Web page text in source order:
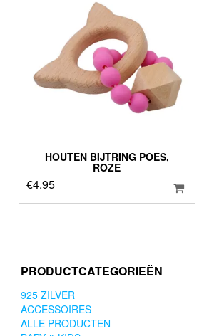
HOUTEN BIJTRING POES,
ROZE
€4.95
PRODUCTCATEGORIEËN
925 ZILVER
ACCESSOIRES
ALLE PRODUCTEN